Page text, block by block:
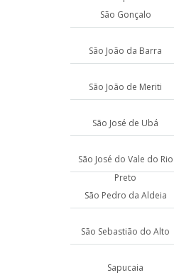
São Gonçalo
São João da Barra
São João de Meriti
São José de Ubá
São José do Vale do Rio
Preto
São Pedro da Aldeia
São Sebastião do Alto
Sapucaia